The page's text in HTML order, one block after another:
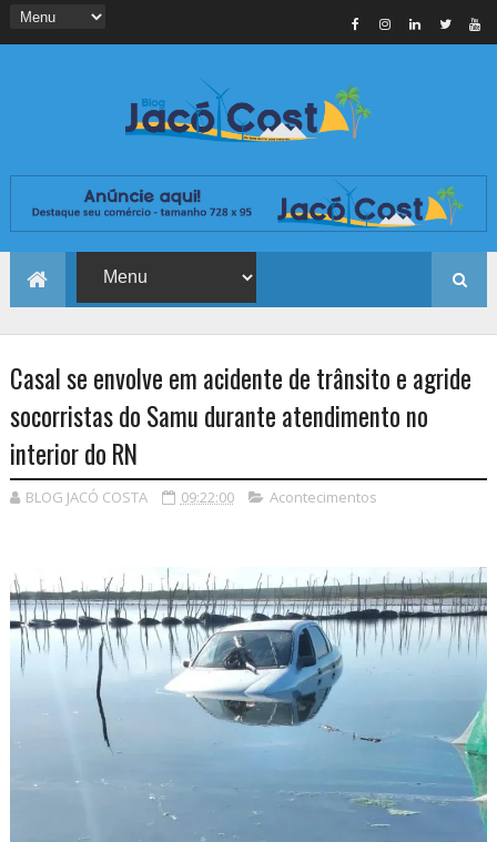
Casal se envolve em acidente de trânsito e agride
socorristas do Samu durante atendimento no
interior do RN
BLOG JACÓ COSTA 09:22:00 Acontecimentos